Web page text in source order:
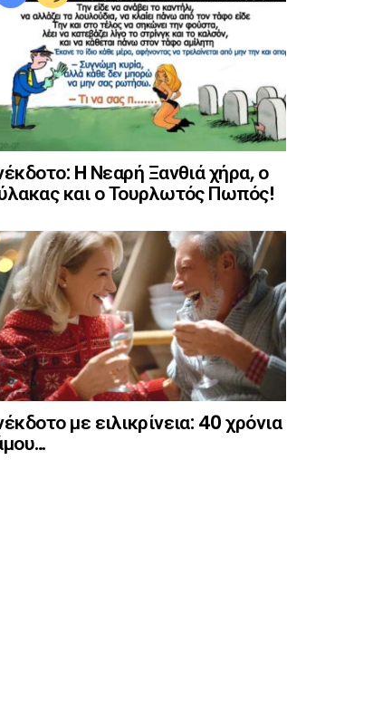
H Νεαρή Ξανθιά χήρα, ο
και ο Τουρλωτός Πωπός!
με ειλικρίνεια: 40 χρόνια